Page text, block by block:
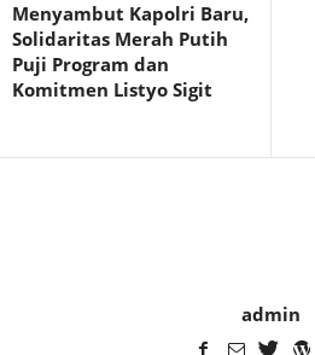
Menyambut Kapolri Baru,
Solidaritas Merah Putih
Puji Program dan
Komitmen Listyo Sigit
admin